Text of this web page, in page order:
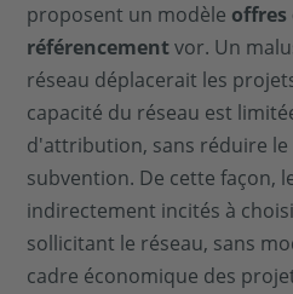
proposent un modèle offres
référencementvor. Un
réseau déplacerait les
capacité du réseau est
d'attribution, sans réduire
subvention. De cette façon,
indirectement incités à
sollicitant le réseau, sans
cadre économique des